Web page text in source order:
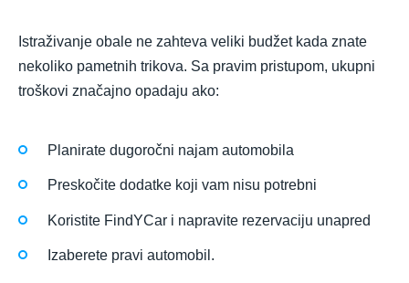
Istraživanje obale ne zahteva veliki budžet kada znate
nekoliko pametnih trikova. Sa pravim pristupom, ukupni
troškovi značajno opadaju ako:
Planirate dugoročni najam automobila
Preskočite dodatke koji vam nisu potrebni
Koristite FindYCar i napravite rezervaciju unapred
Izaberete pravi automobil.